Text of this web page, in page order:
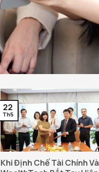
Khi Định Chế Tài Chính Và
22
Th5